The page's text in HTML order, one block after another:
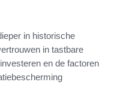
in historische
in tastbare
en de factoren